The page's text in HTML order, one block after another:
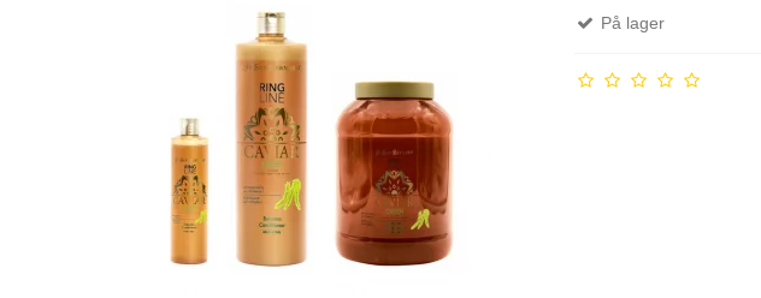
På lager